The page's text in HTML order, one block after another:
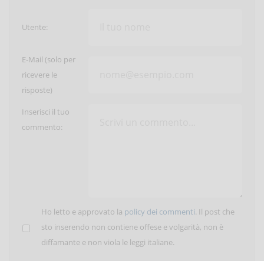
Utente:
E-Mail (solo per
ricevere le
risposte)
Inserisci il tuo
commento:
Ho letto e approvato la policy dei commenti. Il post che
sto inserendo non contiene offese e volgarità, non è
diffamante e non viola le leggi italiane.